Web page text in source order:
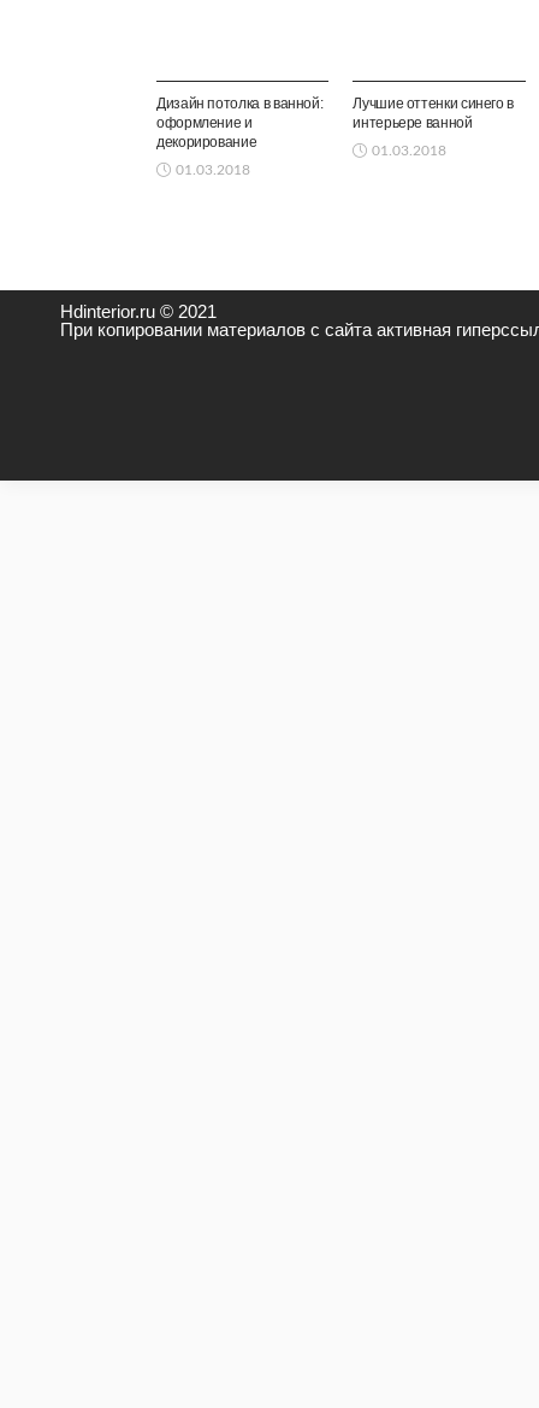
Дизайн потолка в ванной:
оформление и
декорирование
01.03.2018
Лучшие оттенки синего в
интерьере ванной
01.03.2018
Hdinterior.ru © 2021
При копировании материалов с сайта активная